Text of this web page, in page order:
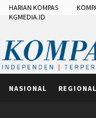
HARIAN KOMPAS
KGMEDIA.ID
NASIONAL REGIONAL